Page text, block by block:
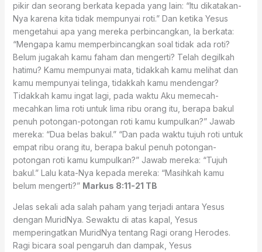
pikir dan seorang berkata kepada yang lain: “Itu dikatakan-
Nya karena kita tidak mempunyai roti.” Dan ketika Yesus
mengetahui apa yang mereka perbincangkan, Ia berkata:
“Mengapa kamu memperbincangkan soal tidak ada roti?
Belum jugakah kamu faham dan mengerti? Telah degilkah
hatimu? Kamu mempunyai mata, tidakkah kamu melihat dan
kamu mempunyai telinga, tidakkah kamu mendengar?
Tidakkah kamu ingat lagi, pada waktu Aku memecah-
mecahkan lima roti untuk lima ribu orang itu, berapa bakul
penuh potongan-potongan roti kamu kumpulkan?” Jawab
mereka: “Dua belas bakul.” “Dan pada waktu tujuh roti untuk
empat ribu orang itu, berapa bakul penuh potongan-
potongan roti kamu kumpulkan?” Jawab mereka: “Tujuh
bakul.” Lalu kata-Nya kepada mereka: “Masihkah kamu
belum mengerti?” Markus 8:11‭-‬21 TB
Jelas sekali ada salah paham yang terjadi antara Yesus
dengan MuridNya. Sewaktu di atas kapal, Yesus
memperingatkan MuridNya tentang Ragi orang Herodes.
Ragi bicara soal pengaruh dan dampak, Yesus